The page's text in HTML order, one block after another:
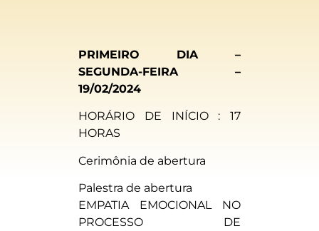
PRIMEIRO DIA –
SEGUNDA-FEIRA –
19/02/2024
HORÁRIO DE INÍCIO : 17
HORAS
Cerimônia de abertura
Palestra de abertura
EMPATIA EMOCIONAL NO
PROCESSO DE